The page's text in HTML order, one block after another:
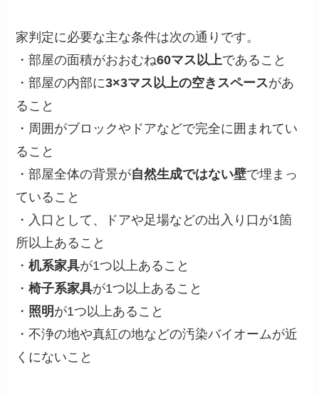
家判定に必要な主な条件は次の通りです。
・部屋の面積がおおむね60マス以上であること
・部屋の内部に3×3マス以上の空きスペースがあ
ること
・周囲がブロックやドアなどで完全に囲まれてい
ること
・部屋全体の背景が自然生成ではない壁で埋まっ
ていること
・入口として、ドアや足場などの出入り口が1箇
所以上あること
・机系家具が1つ以上あること
・椅子系家具が1つ以上あること
・ 照明 が1つ以上あること
・不浄の地や真紅の地などの汚染バイオームが近
くにないこと